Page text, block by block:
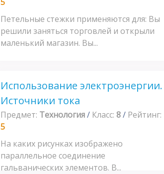
Петельные стежки применяются для: Вы
решили заняться торговлей и открыли
маленький магазин. Вы...
Использование электроэнергии.
Источники тока
Предмет: Технология/ Класс: 8/ Рейтинг:
5
На каких рисунках изображено
параллельное соединение
гальванических элементов. В...